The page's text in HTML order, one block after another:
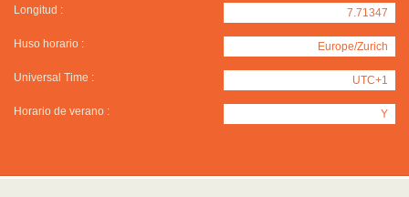
Longitud : 7.71347
Huso horario : Europe/Zurich
Universal Time : UTC+1
Horario de verano : Y